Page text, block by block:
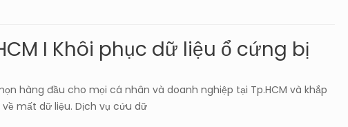
I Khôi phục dữ liệu ổ cứng bị
hàng đầu cho mọi cá nhân và doanh nghiệp tại Tp.HCM và khắp
mất dữ liệu. Dịch vụ cứu dữ